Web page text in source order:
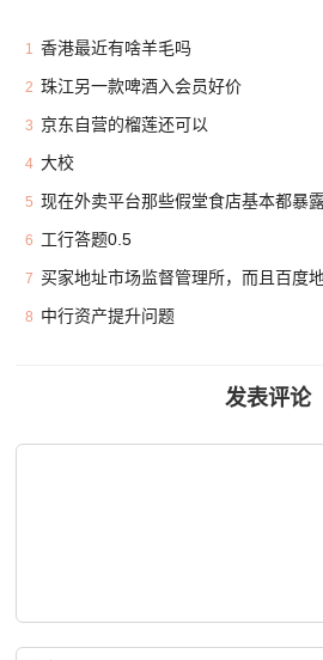
1 香港最近有啥羊毛吗
2 珠江另一款啤酒入会员好价
3 京东自营的榴莲还可以
4 大校
5 现在外卖平台那些假堂食店基本都暴
6 工行答题0.5
7 买家地址市场监督管理所，而且百度
8 中行资产提升问题
发表评论